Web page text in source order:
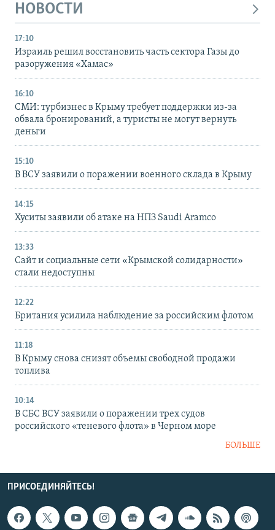
НОВОСТИ
17:10
Израиль решил восстановить часть сектора Газы до
разоружения «Хамас»
16:10
СМИ: турбизнес в Крыму требует поддержки из-за
обвала бронирований, а туристы не могут вернуть
деньги
15:10
В ВСУ заявили о поражении военного склада в Крыму
14:15
Хуситы заявили об атаке на НПЗ Saudi Aramco
13:33
Сайт и социальные сети «Крымской солидарности»
стали недоступны
12:22
Британия усилила наблюдение за российским флотом
11:18
В Крыму снова снизят объемы свободной продажи
топлива
10:14
В СБС ВСУ заявили о поражении трех судов
российского «теневого флота» в Черном море
БОЛЬШЕ
ПРИСОЕДИНЯЙТЕСЬ!